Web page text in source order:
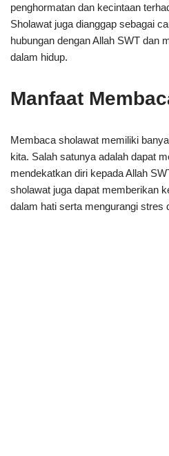
penghormatan dan kecintaan
Sholawat juga dianggap sebagai
hubungan dengan Allah SWT dan
dalam hidup.
Manfaat
Membaca sholawat memiliki
kita. Salah satunya adalah dapat
mendekatkan diri kepada Allah
sholawat juga dapat memberikan
dalam hati serta mengurangi stres